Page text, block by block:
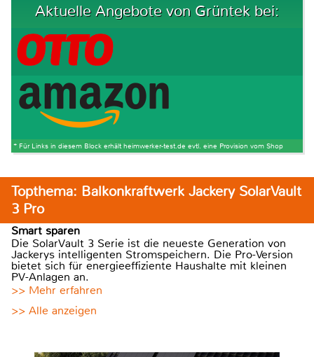
Aktuelle Angebote von Grüntek bei:
* Für Links in diesem Block erhält heimwerker-test.de evtl. eine Provision vom Shop
Topthema: Balkonkraftwerk Jackery SolarVault
3 Pro
Smart sparen
Die SolarVault 3 Serie ist die neueste Generation von
Jackerys intelligenten Stromspeichern. Die Pro-Version
bietet sich für energieeffiziente Haushalte mit kleinen
PV-Anlagen an.
>> Mehr erfahren
>> Alle anzeigen